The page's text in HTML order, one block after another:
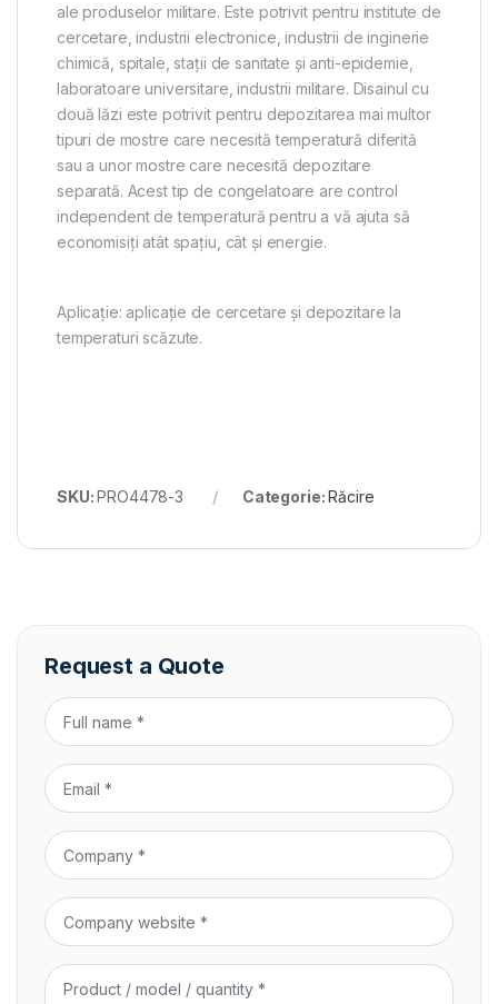
ale produselor militare. Este potrivit pentru institute de
cercetare, industrii electronice, industrii de inginerie
chimică, spitale, stații de sanitate și anti-epidemie,
laboratoare universitare, industrii militare. Disainul cu
două lăzi este potrivit pentru depozitarea mai multor
tipuri de mostre care necesită temperatură diferită
sau a unor mostre care necesită depozitare
separată. Acest tip de congelatoare are control
independent de temperatură pentru a vă ajuta să
economisiți atât spațiu, cât și energie.
Aplicație: aplicație de cercetare și depozitare la
temperaturi scăzute.
SKU:PRO4478-3 Categorie:Răcire
Request a Quote